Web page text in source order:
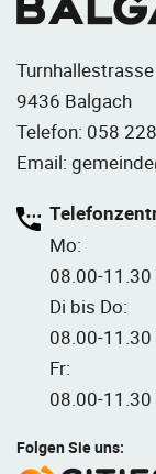
Turnhallestrasse
9436 Balgach
Telefon: 058
Email:
Mo:
08.00-
Di bis Do:
08.00-
Fr:
08.00-
Folgen Sie uns: